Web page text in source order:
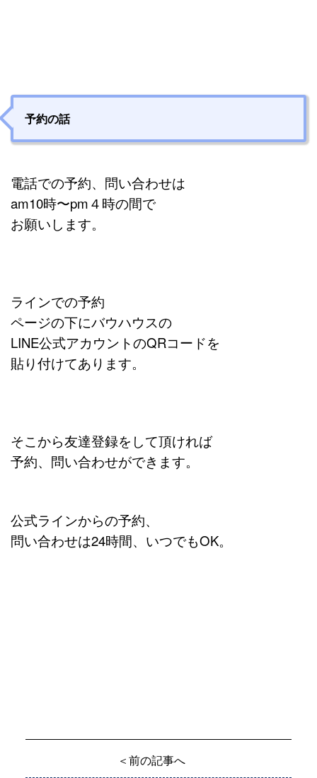
予約の話
電話での予約、問い合わせは
am10時〜pm４時の間で
お願いします。
ラインでの予約
ページの下にバウハウスの
LINE公式アカウントのQRコードを
貼り付けてあります。
そこから友達登録をして頂ければ
予約、問い合わせができます。
公式ラインからの予約、
問い合わせは24時間、いつでもOK。
＜前の記事へ